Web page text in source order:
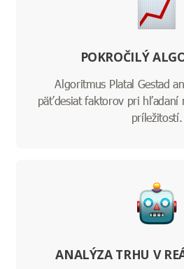
POKROČILÝ
Algoritmus Platal Gestad
päťdesiat faktorov pri hľadaní
príležitostí.
ANALÝZA TRHU V